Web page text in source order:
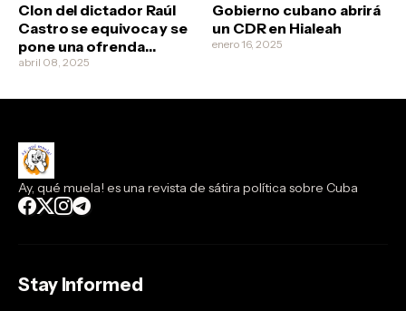
Clon del dictador Raúl
Castro se equivoca y se
pone una ofrenda
funeral a él mismo
abril 08, 2025
Gobierno cubano abrirá
un CDR en Hialeah
enero 16, 2025
Ay, qué muela! es una revista de sátira política sobre Cuba
Stay Informed